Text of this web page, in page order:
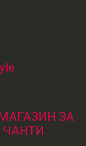
МАГАЗИН ЗА